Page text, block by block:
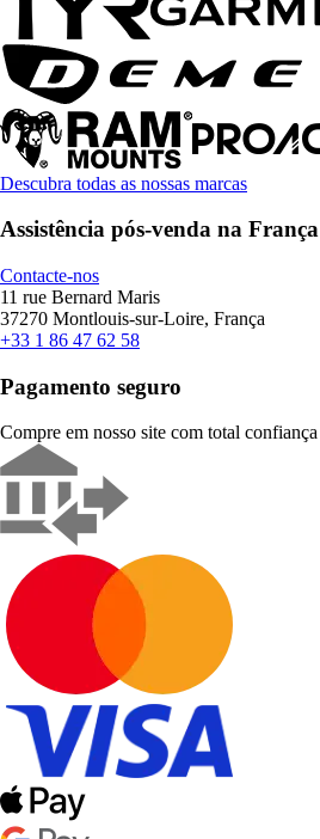
Descubra todas as nossas marcas
Assistência pós-venda na França
Contacte-nos
11 rue Bernard Maris
37270 Montlouis-sur-Loire, França
+33 1 86 47 62 58
Pagamento seguro
Compre em nosso site com total confiança